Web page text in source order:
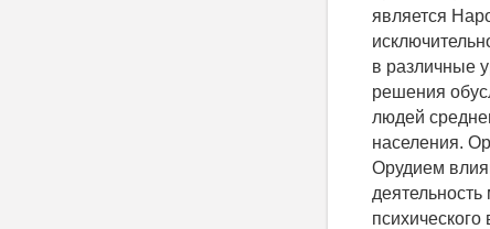
является
в различные
решения
людей
населения.
Орудием